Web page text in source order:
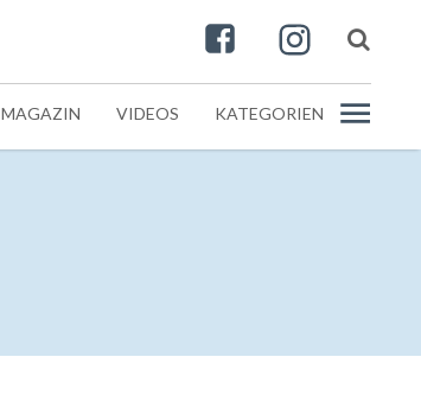
MAGAZIN VIDEOS KATEGORIEN